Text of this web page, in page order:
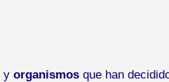
y organismosque han